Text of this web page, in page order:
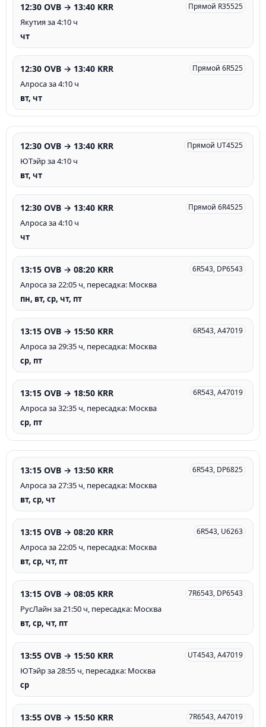
12:30 OVB → 13:40 KRR Прямой R35525
Якутия за 4:10 ч
чт
12:30 OVB → 13:40 KRR Прямой 6R525
Алроса за 4:10 ч
вт, чт
12:30 OVB → 13:40 KRR Прямой UT4525
ЮТэйр за 4:10 ч
вт, чт
12:30 OVB → 13:40 KRR Прямой 6R4525
Алроса за 4:10 ч
чт
13:15 OVB → 08:20 KRR 6R543, DP6543
Алроса за 22:05 ч, пересадка: Москва
пн, вт, ср, чт, пт
13:15 OVB → 15:50 KRR 6R543, A47019
Алроса за 29:35 ч, пересадка: Москва
ср, пт
13:15 OVB → 18:50 KRR 6R543, A47019
Алроса за 32:35 ч, пересадка: Москва
ср, пт
13:15 OVB → 13:50 KRR 6R543, DP6825
Алроса за 27:35 ч, пересадка: Москва
вт, ср, чт
13:15 OVB → 08:20 KRR 6R543, U6263
Алроса за 22:05 ч, пересадка: Москва
вт, ср, чт, пт
13:15 OVB → 08:05 KRR 7R6543, DP6543
РусЛайн за 21:50 ч, пересадка: Москва
вт, ср, чт, пт
13:55 OVB → 15:50 KRR UT4543, A47019
ЮТэйр за 28:55 ч, пересадка: Москва
ср
13:55 OVB → 15:50 KRR 7R6543, A47019